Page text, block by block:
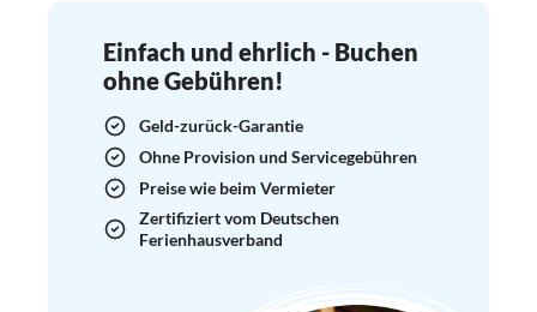
Einfach und ehrlich - Buchen
ohne Gebühren!
Geld-zurück-Garantie
Ohne Provision und Servicegebühren
Preise wie beim Vermieter
Zertifiziert vom Deutschen
Ferienhausverband